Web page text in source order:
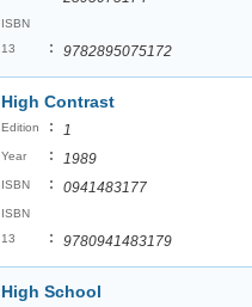
ISBN
13
: 9782895075172
High Contrast
Edition : 1
Year : 1989
ISBN : 0941483177
ISBN
13
: 9780941483179
High School